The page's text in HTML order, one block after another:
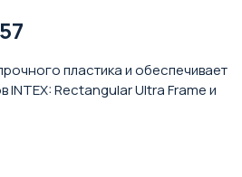
пластика и обеспечивает
Rectangular Ultra Frame и